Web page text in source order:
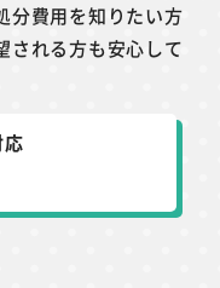
分費用を知りたい方
される方も安心して